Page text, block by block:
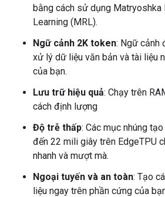
bằng cách sử dụng Matryoshka
Learning (MRL).
Ngữ cảnh 2K token: Ngữ cảnh
xử lý dữ liệu văn bản và tài liệu
của bạn.
Lưu trữ hiệu quả: Chạy trên
cách định lượng
Độ trễ thấp: Các mục nhúng
đến 22 mili giây trên EdgeTPU
nhanh và mượt mà.
Ngoại tuyến và an toàn: Tạo
liệu ngay trên phần cứng của